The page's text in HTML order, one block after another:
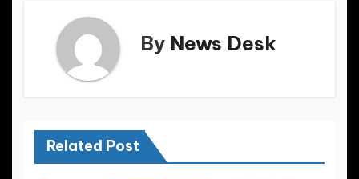
By News Desk
Related Post